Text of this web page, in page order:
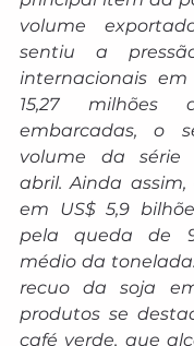
volume
sentiu a
internacionais
15,27 milhões
embarcadas, o
volume da série
abril. Ainda
em US$ 5,9
pela queda de
médio da
recuo da soja
produtos se
café verde, que